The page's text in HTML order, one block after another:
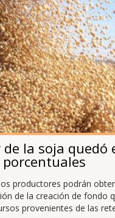
de la soja quedó
productores podrán
de la creación de fondo
provenientes de las